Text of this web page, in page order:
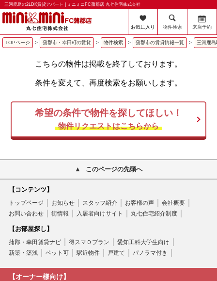
三河鹿島の2LDK賃貸アパート | ミニミニFC蒲郡店 丸七住宅株式会社
お気に入り 物件検索 来店予約
TOPページ > 蒲郡市・幸田町の賃貸 > 物件検索 > 蒲郡市の賃貸情報一覧 > 三河鹿
こちらの物件は掲載を終了しております。
条件を変えて、再度検索をお願いします。
希望の条件で物件を探してほしい！
物件リクエストはこちらから
このページの先頭へ
【コンテンツ】
トップページ お知らせ スタッフ紹介 お客様の声
会社概要
お問い合わせ
街情報 入居者向けサイト 丸七住宅紹介制度
【お部屋探し】
蒲郡・幸田賃貸ナビ 得スマ０プラン
愛知工科大学生向け
新築・築浅
ペット可 駅近物件 戸建て パノラマ付き
【オーナー様向け】